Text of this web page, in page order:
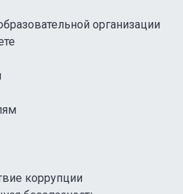
организации
коррупции